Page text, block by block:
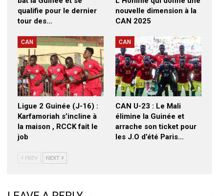
qualifie pour le dernier
tour des…
nouvelle dimension à la
CAN 2025
CAN
Ligue 2 Guinée (J-16) :
Karfamoriah s’incline à
la maison , RCCK fait le
job
CAN
CAN U-23 : Le Mali
élimine la Guinée et
arrache son ticket pour
les J.O d’été Paris…
PREV NEXT